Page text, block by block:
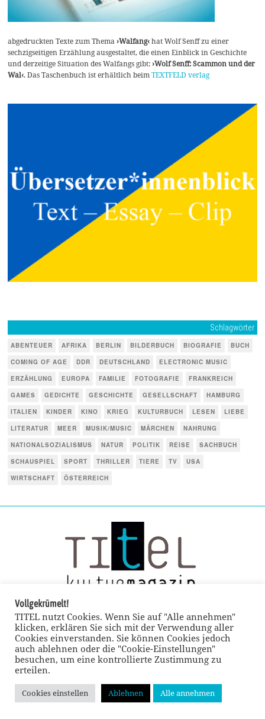
abgedruckten Texte zum Thema›Walfang‹hat Wolf Senff zu einer
sechzigseitigen Erzählung ausgestaltet, die einen Einblick in Geschichte
und derzeitige Situation des Walfangs gibt:›Wolf Senff: Scammon und der
Wal‹. Das Taschenbuch ist erhältlich beimTEXTFELD verlag
Schlagwörter
ABENTEUER AFRIKA BERLIN BILDERBUCH BIOGRAFIE
BUCH
COMING OF AGE
DDR DEUTSCHLAND
ELECTRONIC MUSIC
ERZÄHLUNG
EUROPA FAMILIE FOTOGRAFIE
FRANKREICH
GAMES
GEDICHTE GESCHICHTE GESELLSCHAFT
HAMBURG
ITALIEN
KINDER KINO KRIEG KULTURBUCH LESEN
LIEBE
LITERATUR
MEER MUSIK/MUSIC MÄRCHEN
NAHRUNG
NATIONALSOZIALISMUS
NATUR POLITIK REISE
SACHBUCH
SCHAUSPIEL
SPORT THRILLER TIERE TV
USA
WIRTSCHAFT
ÖSTERREICH
© TITEL kulturmagazin 2022
Vollgekrümelt!
TITEL nutzt Cookies. Wenn Sie auf "Alle annehmen"
klicken, erklären Sie sich mit der Verwendung aller
Cookies einverstanden. Sie können Cookies jedoch
auch ablehnen oder die "Cookie-Einstellungen"
besuchen, um eine kontrollierte Zustimmung zu
erteilen.
Cookies einstellen Ablehnen Alle annehmen